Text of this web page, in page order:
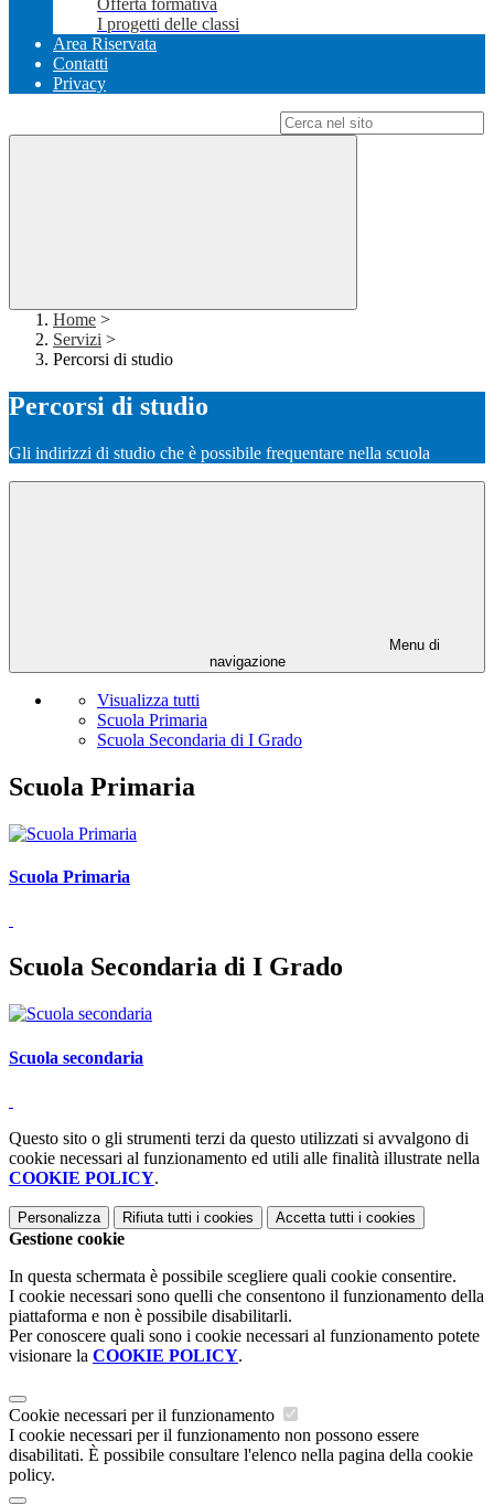
Offerta formativa
I progetti delle classi
Area Riservata
Contatti
Privacy
Home >
Servizi >
Percorsi di studio
Percorsi di studio
Gli indirizzi di studio che è possibile frequentare nella scuola
Menu di
navigazione
Visualizza tutti
Scuola Primaria
Scuola Secondaria di I Grado
Scuola Primaria
Scuola Primaria
Scuola Secondaria di I Grado
Scuola secondaria
Questo sito o gli strumenti terzi da questo utilizzati si avvalgono di
cookie necessari al funzionamento ed utili alle finalità illustrate nella
COOKIE POLICY.
Personalizza Rifiuta tutti i cookies Accetta tutti i cookies
Gestione cookie
In questa schermata è possibile scegliere quali cookie consentire.
I cookie necessari sono quelli che consentono il funzionamento della
piattaforma e non è possibile disabilitarli.
Per conoscere quali sono i cookie necessari al funzionamento potete
visionare la COOKIE POLICY.
Cookie necessari per il funzionamento
I cookie necessari per il funzionamento non possono essere
disabilitati. È possibile consultare l'elenco nella pagina della cookie
policy.